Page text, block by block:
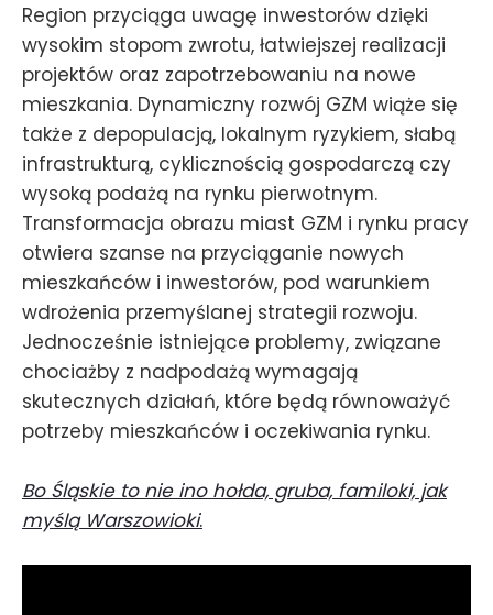
Region przyciąga uwagę inwestorów dzięki
wysokim stopom zwrotu, łatwiejszej realizacji
projektów oraz zapotrzebowaniu na nowe
mieszkania. Dynamiczny rozwój GZM wiąże się
także z depopulacją, lokalnym ryzykiem, słabą
infrastrukturą, cyklicznością gospodarczą czy
wysoką podażą na rynku pierwotnym.
Transformacja obrazu miast GZM i rynku pracy
otwiera szanse na przyciąganie nowych
mieszkańców i inwestorów, pod warunkiem
wdrożenia przemyślanej strategii rozwoju.
Jednocześnie istniejące problemy, związane
chociażby z nadpodażą wymagają
skutecznych działań, które będą równoważyć
potrzeby mieszkańców i oczekiwania rynku.
Bo Śląskie to nie ino hołda, gruba, familoki, jak
myślą Warszowioki.